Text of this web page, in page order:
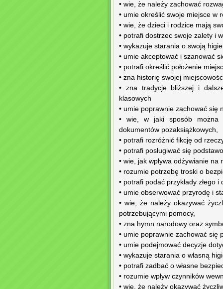
• wie, że należy zachować
• umie określić swoje miejsce w
• wie, że dzieci i rodzice mają
• potrafi dostrzec swoje zalety i
• wykazuje starania o swoją
• umie akceptować i szanować
• potrafi określić położenie
• zna historię swojej
• zna tradycje bliższej i
klasowych
• umie poprawnie zachować się
• wie, w jaki sposób można
dokumentów pozaksiążkowych,
• potrafi rozróżnić fikcję od
• potrafi posługiwać się
• wie, jak wpływa odżywianie
• rozumie potrzebę troski o
• potrafi podać przykłady złego
• umie obserwować przyrodę i
• wie, że należy okazywać
potrzebującymi pomocy,
• zna hymn narodowy oraz
• umie poprawnie zachować się
• umie podejmować decyzje
• wykazuje starania o własną
• potrafi zadbać o własne
• rozumie wpływ czynników
• wie, że należy okazywać